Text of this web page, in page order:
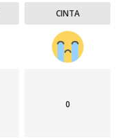
CINTA
0